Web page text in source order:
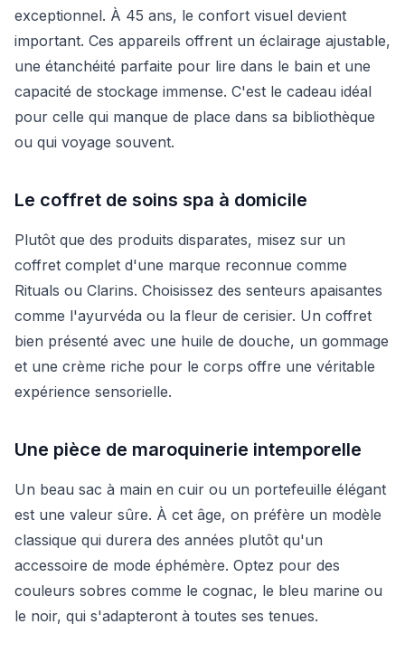
exceptionnel. À 45 ans, le confort visuel devient
important. Ces appareils offrent un éclairage ajustable,
une étanchéité parfaite pour lire dans le bain et une
capacité de stockage immense. C'est le cadeau idéal
pour celle qui manque de place dans sa bibliothèque
ou qui voyage souvent.
Le coffret de soins spa à domicile
Plutôt que des produits disparates, misez sur un
coffret complet d'une marque reconnue comme
Rituals ou Clarins. Choisissez des senteurs apaisantes
comme l'ayurvéda ou la fleur de cerisier. Un coffret
bien présenté avec une huile de douche, un gommage
et une crème riche pour le corps offre une véritable
expérience sensorielle.
Une pièce de maroquinerie intemporelle
Un beau sac à main en cuir ou un portefeuille élégant
est une valeur sûre. À cet âge, on préfère un modèle
classique qui durera des années plutôt qu'un
accessoire de mode éphémère. Optez pour des
couleurs sobres comme le cognac, le bleu marine ou
le noir, qui s'adapteront à toutes ses tenues.